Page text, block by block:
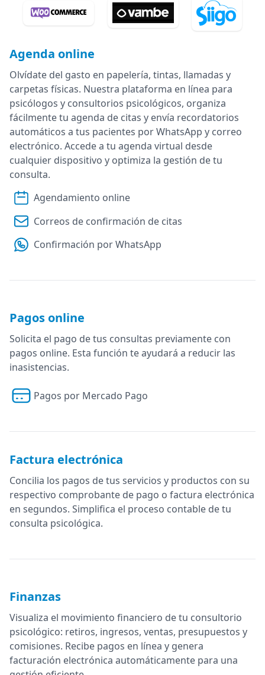
Agenda online
Olvídate del gasto en papelería, tintas, llamadas y
carpetas físicas. Nuestra plataforma en línea para
psicólogos y consultorios psicológicos, organiza
fácilmente tu agenda de citas y envía recordatorios
automáticos a tus pacientes por WhatsApp y correo
electrónico. Accede a tu agenda virtual desde
cualquier dispositivo y optimiza la gestión de tu
consulta.
Agendamiento online
Correos de confirmación de citas
Confirmación por WhatsApp
Pagos online
Solicita el pago de tus consultas previamente con
pagos online. Esta función te ayudará a reducir las
inasistencias.
Pagos por Mercado Pago
Factura electrónica
Concilia los pagos de tus servicios y productos con su
respectivo comprobante de pago o factura electrónica
en segundos. Simplifica el proceso contable de tu
consulta psicológica.
Finanzas
Visualiza el movimiento financiero de tu consultorio
psicológico: retiros, ingresos, ventas, presupuestos y
comisiones. Recibe pagos en línea y genera
facturación electrónica automáticamente para una